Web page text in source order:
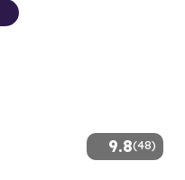
9.8(48)